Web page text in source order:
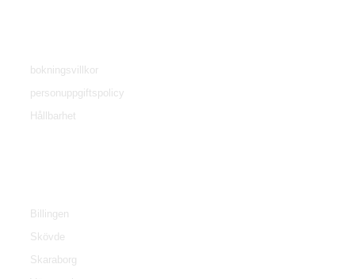
bokningsvillkor
personuppgiftspolicy
Hållbarhet
Billingen
Skövde
Skaraborg